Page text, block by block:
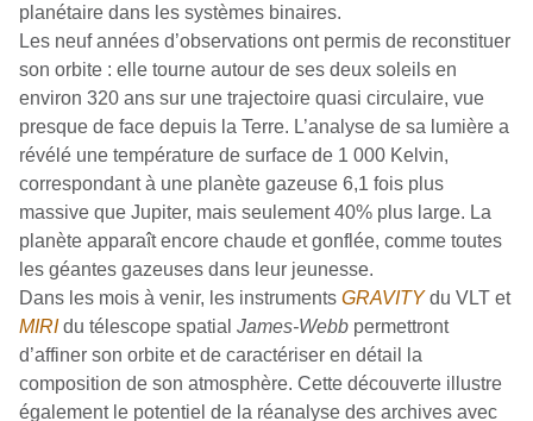
planétaire dans les systèmes binaires.
Les neuf années d’observations ont permis de reconstituer
son orbite : elle tourne autour de ses deux soleils en
environ 320 ans sur une trajectoire quasi circulaire, vue
presque de face depuis la Terre. L’analyse de sa lumière a
révélé une température de surface de 1 000 Kelvin,
correspondant à une planète gazeuse 6,1 fois plus
massive que Jupiter, mais seulement 40% plus large. La
planète apparaît encore chaude et gonflée, comme toutes
les géantes gazeuses dans leur jeunesse.
Dans les mois à venir, les instruments GRAVITYdu VLT et
MIRIdu télescope spatial James-Webb permettront
d’affiner son orbite et de caractériser en détail la
composition de son atmosphère. Cette découverte illustre
également le potentiel de la réanalyse des archives avec